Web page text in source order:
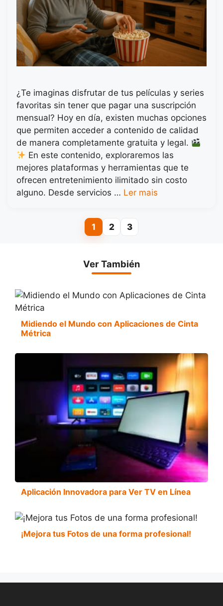
¿Te imaginas disfrutar de tus películas y series
favoritas sin tener que pagar una suscripción
mensual? Hoy en día, existen muchas opciones
que permiten acceder a contenido de calidad
de manera completamente gratuita y legal.
En este contenido, exploraremos las
mejores plataformas y herramientas que te
ofrecen entretenimiento ilimitado sin costo
alguno. Desde servicios … Ler mais
Page
1 Page
2 Page
3
Ver También
Midiendo el Mundo con Aplicaciones de Cinta
Métrica
Aplicación Innovadora para Ver TV en Línea
¡Mejora tus Fotos de una forma profesional!